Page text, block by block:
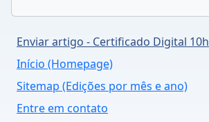
Enviar artigo - Certificado Digital 10h
Início (Homepage)
Sitemap (Edições por mês e ano)
Entre em contato